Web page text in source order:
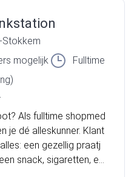
Stokkem
mogelijk
Fulltime
Als fulltime shopmed
je dé alleskunner. Klant
een gezellig praatj
snack, sigaretten, ee